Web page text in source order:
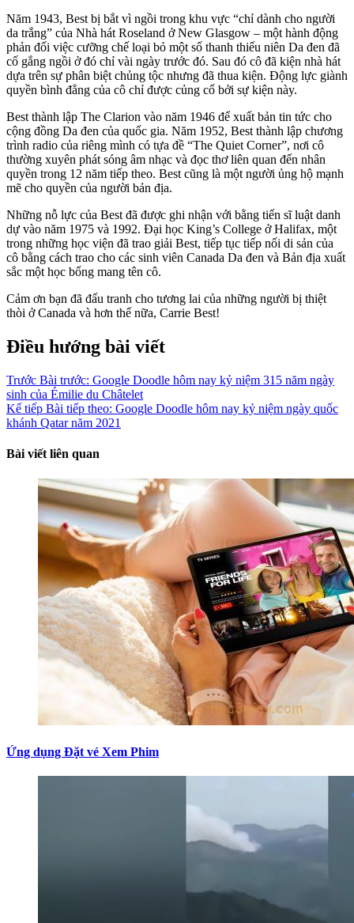
Năm 1943, Best bị bắt vì ngồi trong khu vực “chỉ dành cho người
da trắng” của Nhà hát Roseland ở New Glasgow – một hành động
phản đối việc cưỡng chế loại bỏ một số thanh thiếu niên Da đen đã
cố gắng ngồi ở đó chỉ vài ngày trước đó. Sau đó cô đã kiện nhà hát
dựa trên sự phân biệt chủng tộc nhưng đã thua kiện. Động lực giành
quyền bình đẳng của cô chỉ được củng cố bởi sự kiện này.
Best thành lập The Clarion vào năm 1946 để xuất bản tin tức cho
cộng đồng Da đen của quốc gia. Năm 1952, Best thành lập chương
trình radio của riêng mình có tựa đề “The Quiet Corner”, nơi cô
thường xuyên phát sóng âm nhạc và đọc thơ liên quan đến nhân
quyền trong 12 năm tiếp theo. Best cũng là một người ủng hộ mạnh
mẽ cho quyền của người bản địa.
Những nỗ lực của Best đã được ghi nhận với bằng tiến sĩ luật danh
dự vào năm 1975 và 1992. Đại học King’s College ở Halifax, một
trong những học viện đã trao giải Best, tiếp tục tiếp nối di sản của
cô bằng cách trao cho các sinh viên Canada Da đen và Bản địa xuất
sắc một học bổng mang tên cô.
Cảm ơn bạn đã đấu tranh cho tương lai của những người bị thiệt
thòi ở Canada và hơn thế nữa, Carrie Best!
Điều hướng bài viết
Trước Bài trước: Google Doodle hôm nay kỷ niệm 315 năm ngày
sinh của Émilie du Châtelet
Kế tiếp Bài tiếp theo: Google Doodle hôm nay kỷ niệm ngày quốc
khánh Qatar năm 2021
Bài viết liên quan
Ứng dụng Đặt vé Xem Phim